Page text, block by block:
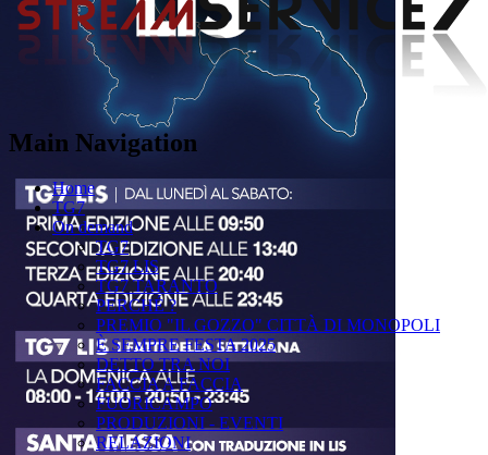
Main Navigation
Home
TG7
On demand
TG7
TG7 LIS
TG7 TARANTO
PERCHÉ ?
PREMIO "IL GOZZO" CITTÀ DI MONOPOLI
È SEMPRE FESTA 2025
DETTO TRA NOI
FACCIA A FACCIA
FUORICAMPO
PRODUZIONI - EVENTI
RELAZIONI